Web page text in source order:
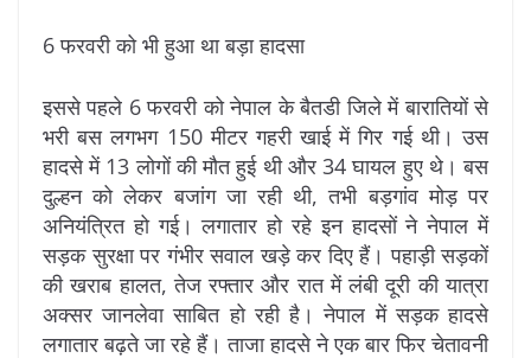
6 फरवरी को भी हुआ था बड़ा हादसा
इससे पहले 6 फरवरी को नेपाल के बैतडी जिले में बारातियों से
भरी बस लगभग 150 मीटर गहरी खाई में गिर गई थी। उस
हादसे में 13 लोगों की मौत हुई थी और 34 घायल हुए थे। बस
दुल्हन को लेकर बजांग जा रही थी, तभी बड़गांव मोड़ पर
अनियंत्रित हो गई। लगातार हो रहे इन हादसों ने नेपाल में
सड़क सुरक्षा पर गंभीर सवाल खड़े कर दिए हैं। पहाड़ी सड़कों
की खराब हालत, तेज रफ्तार और रात में लंबी दूरी की यात्रा
अक्सर जानलेवा साबित हो रही है। नेपाल में सड़क हादसे
लगातार बढ़ते जा रहे हैं। ताजा हादसे ने एक बार फिर चेतावनी